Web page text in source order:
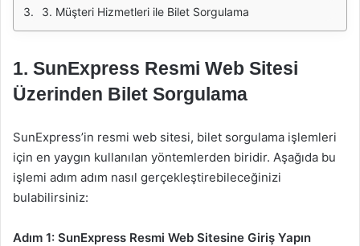
3. Müşteri Hizmetleri ile Bilet Sorgulama
1. SunExpress Resmi Web Sitesi
Üzerinden Bilet Sorgulama
SunExpress’in resmi web sitesi, bilet sorgulama işlemleri
için en yaygın kullanılan yöntemlerden biridir. Aşağıda bu
işlemi adım adım nasıl gerçekleştirebileceğinizi
bulabilirsiniz:
Adım 1: SunExpress Resmi Web Sitesine Giriş Yapın